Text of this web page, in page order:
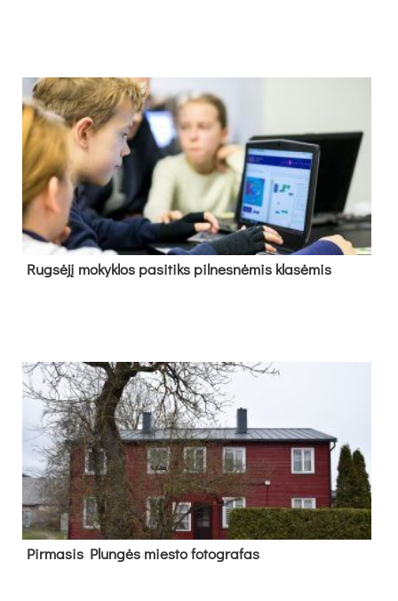
Rug­sė­jį mo­kyk­los pa­si­tiks pil­nes­nė­mis kla­sė­mis
Pir­ma­sis Plun­gės mies­to fo­tog­ra­fas